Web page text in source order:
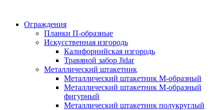
Ограждения
Планки П-образные
Искусственная изгородь
Калифорнийская изгородь
Травяной забор Jidar
Металлический штакетник
Металлический штакетник М-образный
Металлический штакетник М-образный
фигурный
Металлический штакетник полукруглый